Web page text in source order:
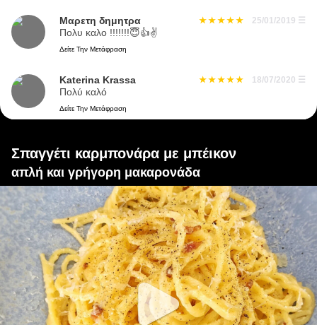
Μαρετη δημητρα 25/01/2019 ☰
Πολυ καλο !!!!!!!😇👍✌
Δείτε Την Μετάφραση
Katerina Krassa 18/07/2020 ☰
Πολύ καλό
Δείτε Την Μετάφραση
Σπαγγέτι καρμπονάρα με μπέικον
απλή και γρήγορη μακαρονάδα